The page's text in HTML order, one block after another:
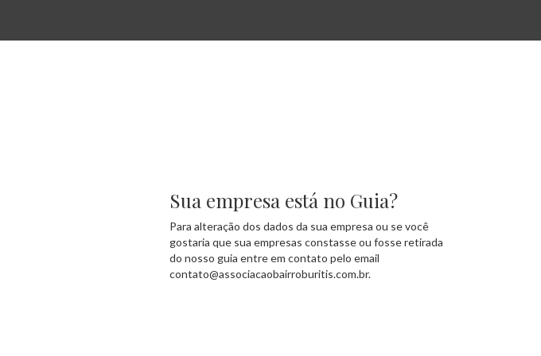
Sua empresa está no Guia?
Para alteração dos dados da sua empresa ou se você
gostaria que sua empresas constasse ou fosse retirada
do nosso guia entre em contato pelo email
contato@associacaobairroburitis.com.br.